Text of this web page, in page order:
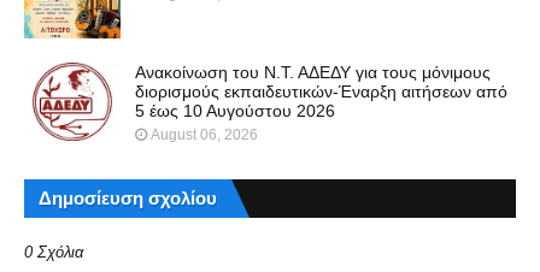
Ανακοίνωση του Ν.Τ. ΑΔΕΔΥ για τους μόνιμους
διορισμούς εκπαιδευτικών-Έναρξη αιτήσεων από
5 έως 10 Αυγούστου 2026
August 06, 2026
Δημοσίευση σχολίου
0 Σχόλια